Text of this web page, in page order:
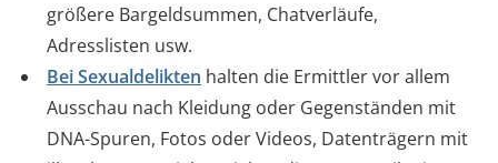
größere Bargeldsummen, Chatverläufe,
Adresslisten usw.
Bei Sexualdelikten halten die Ermittler vor allem
Ausschau nach Kleidung oder Gegenständen mit
DNA-Spuren, Fotos oder Videos, Datenträgern mit